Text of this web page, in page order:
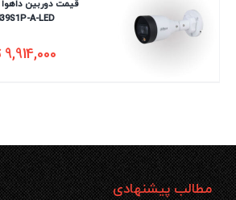
A-LED
9,914,000
مطالب پیشنهادی